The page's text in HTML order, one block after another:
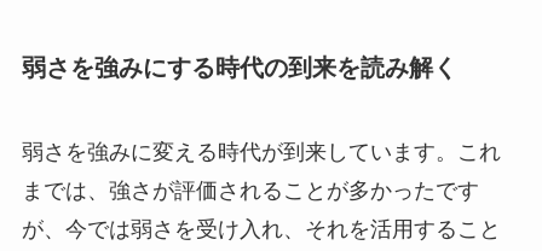
弱さを強みにする時代の到来を読み解く
弱さを強みに変える時代が到来しています。これ
までは、強さが評価されることが多かったです
が、今では弱さを受け入れ、それを活用すること